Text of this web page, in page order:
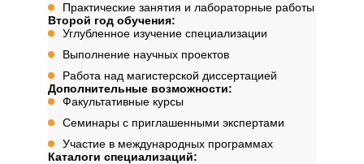
Практические занятия и лабораторные работы
Второй год обучения:
Углубленное изучение специализации
Выполнение научных проектов
Работа над магистерской диссертацией
Дополнительные возможности:
Факультативные курсы
Семинары с приглашенными экспертами
Участие в международных программах
Каталоги специализаций: